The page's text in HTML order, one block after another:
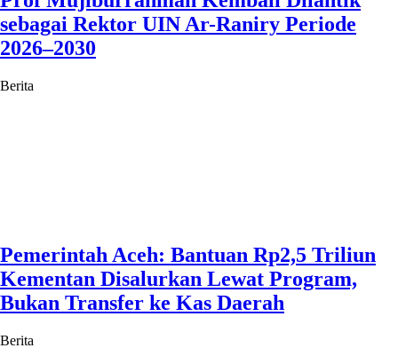
sebagai Rektor UIN Ar-Raniry Periode
2026–2030
Berita
Pemerintah Aceh: Bantuan Rp2,5 Triliun
Kementan Disalurkan Lewat Program,
Bukan Transfer ke Kas Daerah
Berita